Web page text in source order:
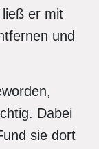
er mit
und
Dabei
sie dort